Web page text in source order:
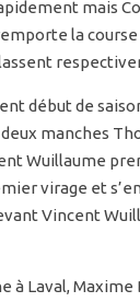
mais
la
début de
manches
Wuillaume
virage et
Vincent
à Laval,